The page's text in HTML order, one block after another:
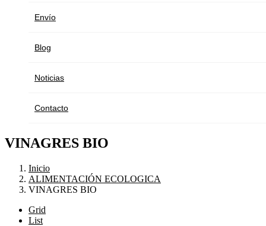
Envío
Blog
Noticias
Contacto
VINAGRES BIO
Inicio
ALIMENTACIÓN ECOLOGICA
VINAGRES BIO
Grid
List